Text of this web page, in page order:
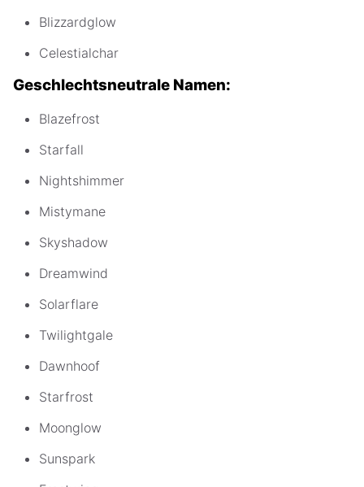
Blizzardglow
Celestialchar
Geschlechtsneutrale Namen:
Blazefrost
Starfall
Nightshimmer
Mistymane
Skyshadow
Dreamwind
Solarflare
Twilightgale
Dawnhoof
Starfrost
Moonglow
Sunspark